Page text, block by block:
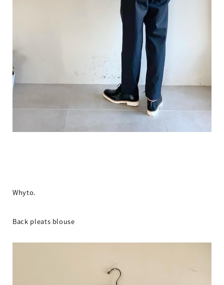
Whyto.
Back pleats blouse